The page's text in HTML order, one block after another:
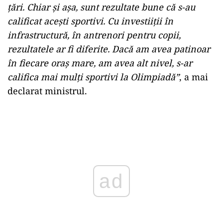
țări. Chiar și așa, sunt rezultate bune că s-au
calificat acești sportivi. Cu investiiții în
infrastructură, în antrenori pentru copii,
rezultatele ar fi diferite. Dacă am avea patinoar
în fiecare oraș mare, am avea alt nivel, s-ar
califica mai mulți sportivi la Olimpiadă”, a mai
declarat ministrul.